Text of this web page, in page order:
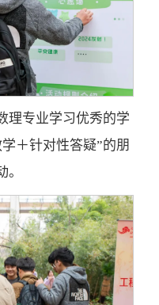
理专业学习优秀的学
＋针对性答疑”的朋